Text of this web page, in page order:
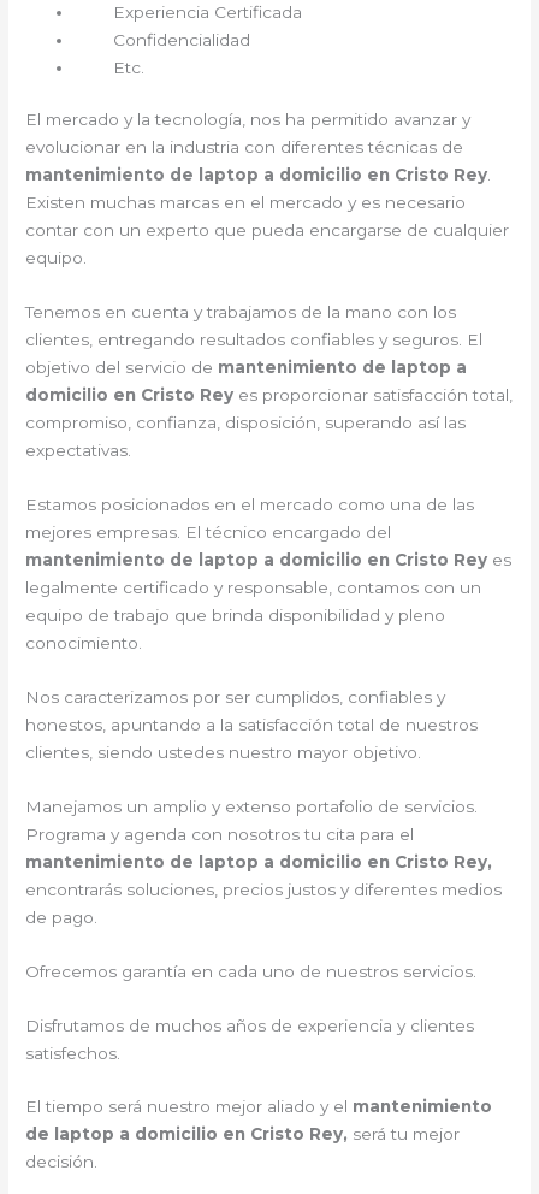
Experiencia Certificada
Confidencialidad
Etc.
El mercado y la tecnología, nos ha permitido avanzar y
evolucionar en la industria con diferentes técnicas de
mantenimiento de laptop a domicilio en Cristo Rey.
Existen muchas marcas en el mercado y es necesario
contar con un experto que pueda encargarse de cualquier
equipo.
Tenemos en cuenta y trabajamos de la mano con los
clientes, entregando resultados confiables y seguros. El
objetivo del servicio de mantenimiento de laptop a
domicilio en Cristo Rey es proporcionar satisfacción total,
compromiso, confianza, disposición, superando así las
expectativas.
Estamos posicionados en el mercado como una de las
mejores empresas. El técnico encargado del
mantenimiento de laptop a domicilio en Cristo Rey es
legalmente certificado y responsable, contamos con un
equipo de trabajo que brinda disponibilidad y pleno
conocimiento.
Nos caracterizamos por ser cumplidos, confiables y
honestos, apuntando a la satisfacción total de nuestros
clientes, siendo ustedes nuestro mayor objetivo.
Manejamos un amplio y extenso portafolio de servicios.
Programa y agenda con nosotros tu cita para el
mantenimiento de laptop a domicilio en Cristo Rey,
encontrarás soluciones, precios justos y diferentes medios
de pago.
Ofrecemos garantía en cada uno de nuestros servicios.
Disfrutamos de muchos años de experiencia y clientes
satisfechos.
El tiempo será nuestro mejor aliado y el mantenimiento
de laptop a domicilio en Cristo Rey, será tu mejor
decisión.